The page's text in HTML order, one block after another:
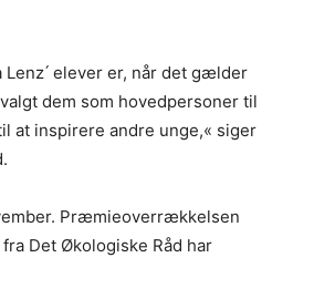
elever er, når det gælder
dem som hovedpersoner til
at inspirere andre unge,« siger
Præmieoverrækkelsen
Det Økologiske Råd har